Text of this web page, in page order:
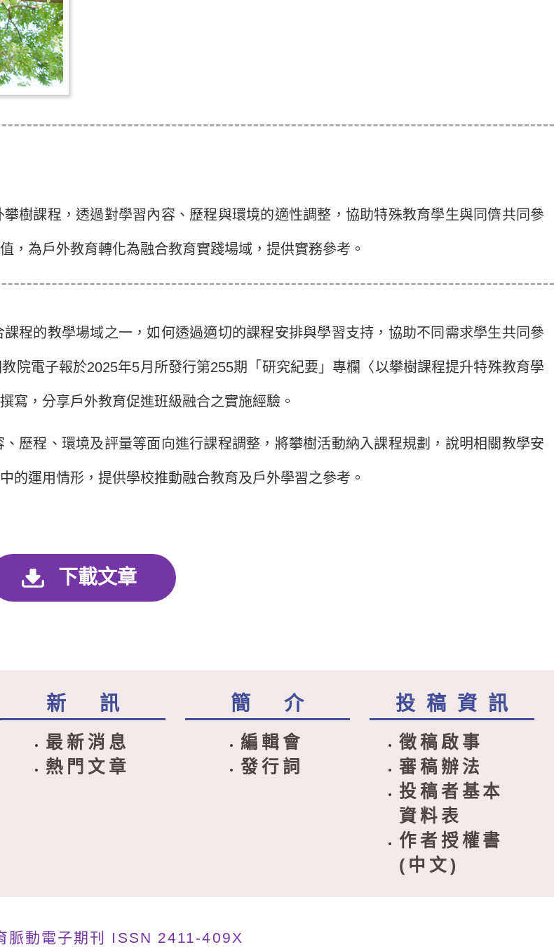
課程，透過對學習內容、歷程與環境的適性調整，協助特殊教育學生與同儕共同參
，為戶外教育轉化為融合教育實踐場域，提供實務參考。
的教學場域之一，如何透過適切的課程安排與學習支持，協助不同需求學生共同參
院電子報於2025年5月所發行第255期「研究紀要」專欄〈以攀樹課程提升特殊教育學
寫，分享戶外教育促進班級融合之實施經驗。
程、環境及評量等面向進行課程調整，將攀樹活動納入課程規劃，說明相關教學安
的運用情形，提供學校推動融合教育及戶外學習之參考。
下載文章
新 訊
最新消息
熱門文章
簡 介
編輯會
發行詞
投 稿 資 訊
徵稿啟事
審稿辦法
投稿者基本
資料表
作者授權書
(中文)
脈動電子期刊 ISSN 2411-409X